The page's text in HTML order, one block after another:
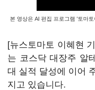
본 영상은 AI 편집 프로그램 '토마
[뉴스토마토 이혜현
는 코스닥 대장주 알
대 실적 달성에 이어
지고 있습니다.